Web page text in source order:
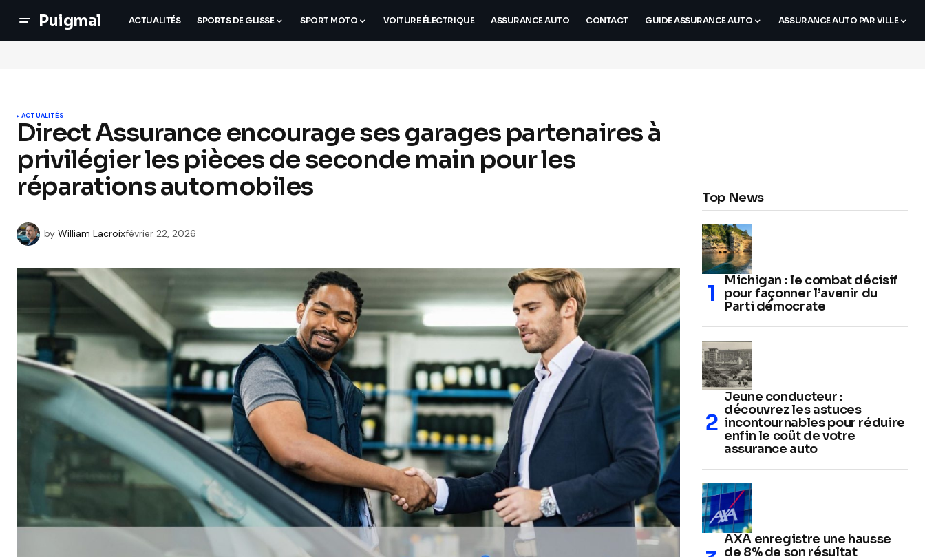
Puigmal ACTUALITÉS SPORTS DE GLISSE SPORT MOTO VOITURE ÉLECTRIQUE ASSURANCE AUTO CONTACT GUIDE ASSURANCE AUTO ASSURANCE AUTO PAR VILLE
ACTUALITÉS
Direct Assurance encourage ses garages partenaires à
privilégier les pièces de seconde main pour les
réparations automobiles
by William Lacroixfévrier 22, 2026
Top News
Michigan : le combat décisif
pour façonner l’avenir du
Parti démocrate
Jeune conducteur :
découvrez les astuces
incontournables pour réduire
enfin le coût de votre
assurance auto
AXA enregistre une hausse
de 8% de son résultat